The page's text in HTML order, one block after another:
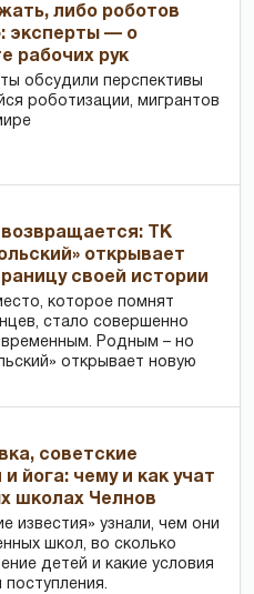
либо роботов
эксперты — о
рабочих рук
обсудили перспективы
роботизации, мигрантов
ТК
открывает
своей истории
которое помнят
стало совершенно
Родным – но
открывает новую
советские
и йога: чему и как учат
школах Челнов
известия» узнали, чем они
школ, во сколько
детей и какие условия